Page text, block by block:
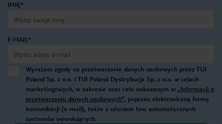
IMIĘ*
E-MAIL*
Wyrażam zgodę na przetwarzanie danych osobowych przez TUI
Poland Sp. z o.o. i TUI Poland Dystrybucja Sp. z o.o. w celach
marketingowych, w zakresie oraz celu wskazanym w „Informacji o
przetwarzaniu danych osobowych”, poprzez elektroniczną formę
komunikacji (e-mail), także z użyciem tzw. automatycznych
systemów wywołujących.